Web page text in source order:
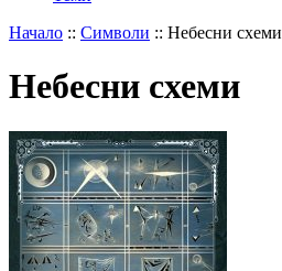
Начало :: Символи :: Небесни схеми
Небесни схеми